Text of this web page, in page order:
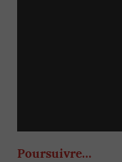
Poursuivre…